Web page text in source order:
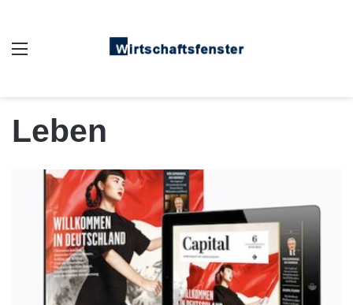
Leben